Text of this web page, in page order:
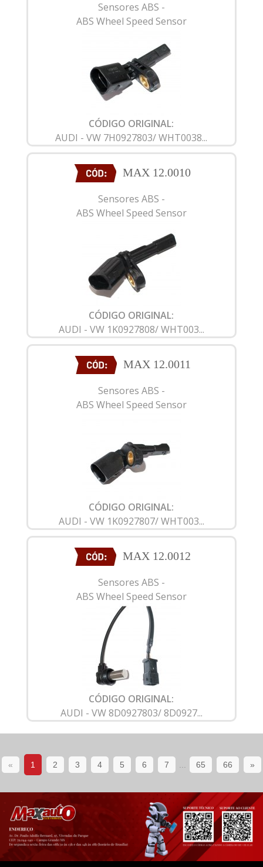
Sensores ABS -
ABS Wheel Speed Sensor
CÓDIGO ORIGINAL:
AUDI - VW 7H0927803/ WHT0038...
MAX 12.0010
Sensores ABS -
ABS Wheel Speed Sensor
CÓDIGO ORIGINAL:
AUDI - VW 1K0927808/ WHT003...
MAX 12.0011
Sensores ABS -
ABS Wheel Speed Sensor
CÓDIGO ORIGINAL:
AUDI - VW 1K0927807/ WHT003...
MAX 12.0012
Sensores ABS -
ABS Wheel Speed Sensor
CÓDIGO ORIGINAL:
AUDI - VW 8D0927803/ 8D0927...
« 1 2 3 4 5 6 7 65 66 »